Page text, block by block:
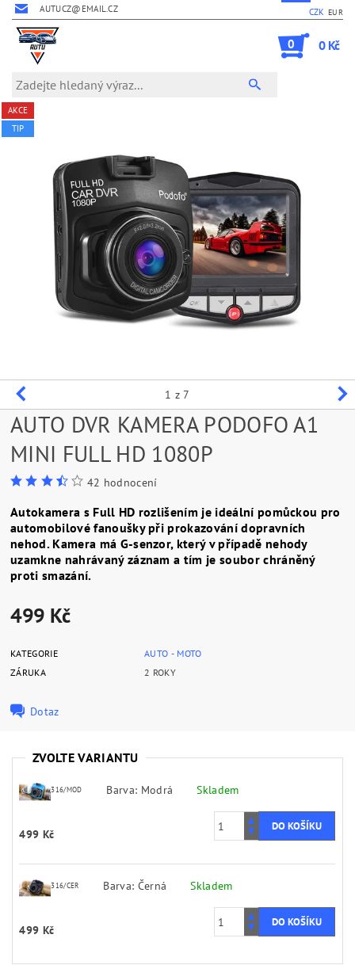
AUTUCZ@EMAIL.CZ CZK EUR
0 0 Kč
AKCE
TIP
1 z 7
AUTO DVR KAMERA PODOFO A1
MINI FULL HD 1080P
42 hodnocení
Autokamera s Full HD rozlišením je ideální pomůckou pro
automobilové fanoušky při prokazování dopravních
nehod. Kamera má G-senzor, který v případě nehody
uzamkne nahrávaný záznam a tím je soubor chráněný
proti smazání.
499 Kč
KATEGORIE
AUTO - MOTO
ZÁRUKA
2 ROKY
Dotaz
ZVOLTE VARIANTU
316/MOD Barva: Modrá Skladem
499 Kč
316/CER Barva: Černá Skladem
499 Kč